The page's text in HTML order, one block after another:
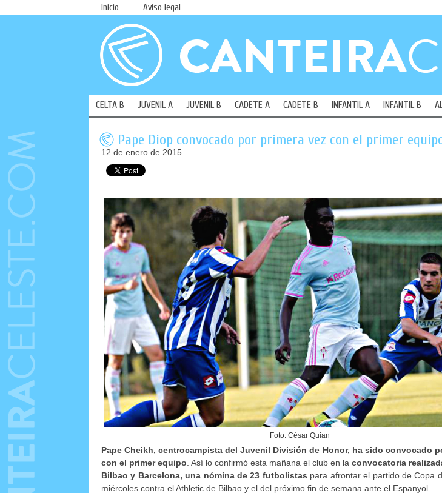
Inicio Aviso legal
CELTA B JUVENIL A JUVENIL B CADETE A CADETE B INFANTIL A INFANTIL B
Pape Diop convocado por primera vez con el primer
12 de enero de 2015
Foto: César Quian
Pape Cheikh, centrocampista del Juvenil División de Honor, ha sido convocado
con el primer equipo . Así lo confirmó esta mañana el club en la convocatoria
Bilbao y Barcelona, una nómina de 23 futbolistas para afrontar el partido de Copa
miércoles contra el Athletic de Bilbao y el del próximo fin de semana ante el Espanyol.